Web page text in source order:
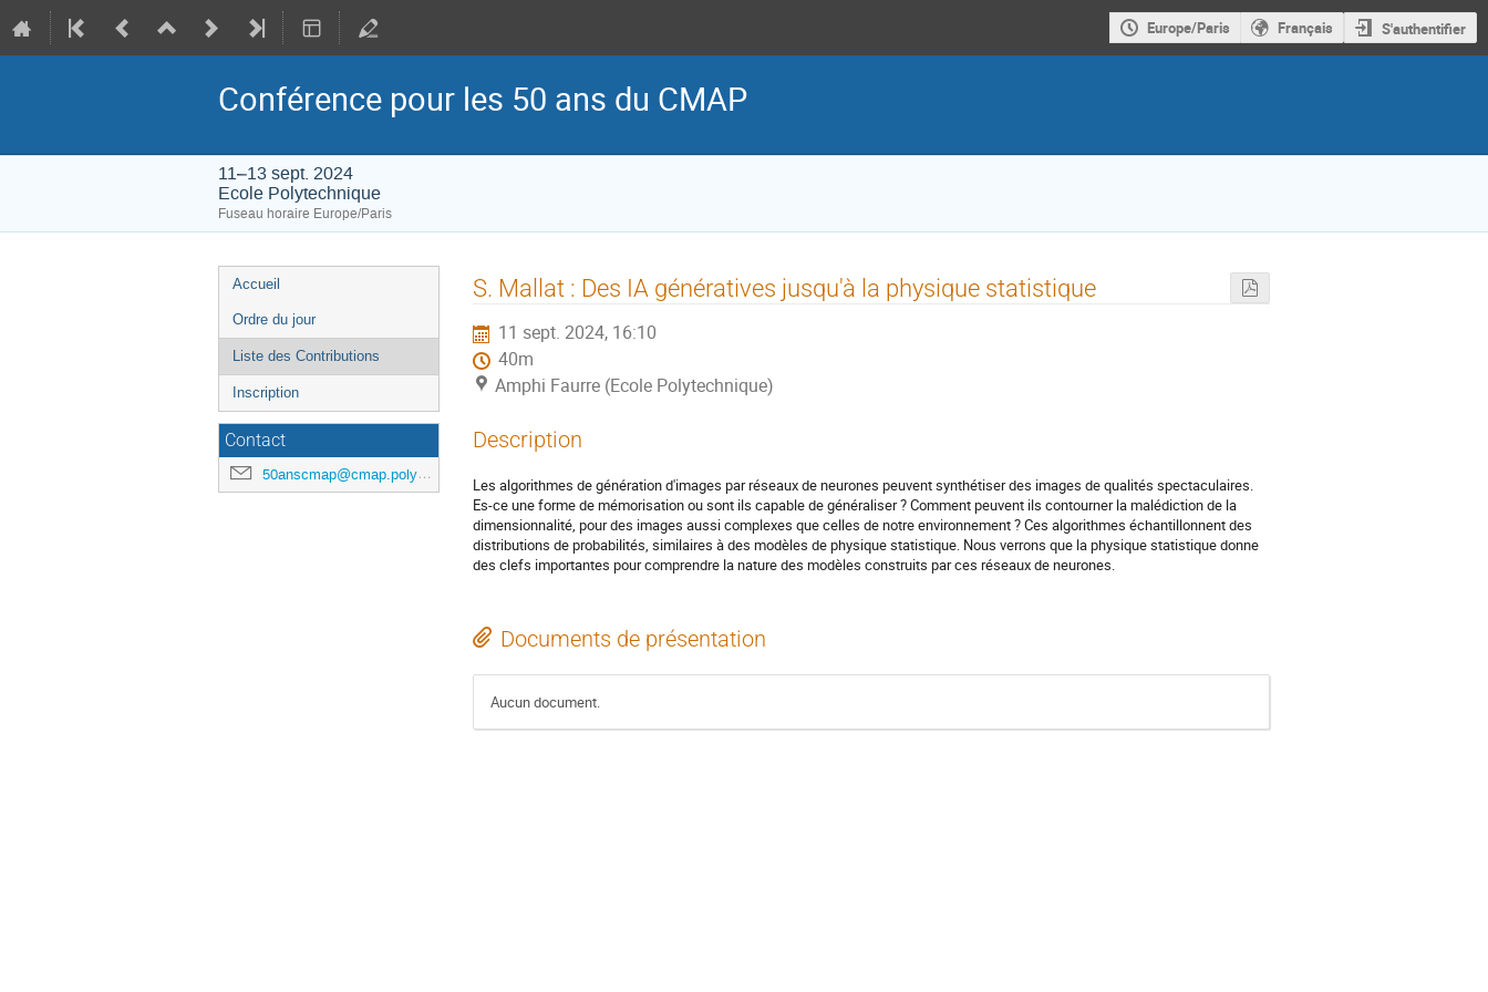
Europe/Paris Français S'authentifier
Conférence pour les 50 ans du CMAP
11–13 sept. 2024
Ecole Polytechnique
Fuseau horaire Europe/Paris
Menu
de
l'événement
Accueil
Ordre du jour
Liste des Contributions
Inscription
Contact
50anscmap@cmap.polytechnique.fr
S. Mallat : Des IA génératives jusqu'à la physique statistique
11 sept. 2024, 16:10
40m
Amphi Faurre (Ecole Polytechnique)
Description
Les algorithmes de génération d'images par réseaux de neurones peuvent synthétiser des images de qualités spectaculaires.
Es-ce une forme de mémorisation ou sont ils capable de généraliser ? Comment peuvent ils contourner la malédiction de la
dimensionnalité, pour des images aussi complexes que celles de notre environnement ? Ces algorithmes échantillonnent des
distributions de probabilités, similaires à des modèles de physique statistique. Nous verrons que la physique statistique donne
des clefs importantes pour comprendre la nature des modèles construits par ces réseaux de neurones.
Documents de présentation
Aucun document.